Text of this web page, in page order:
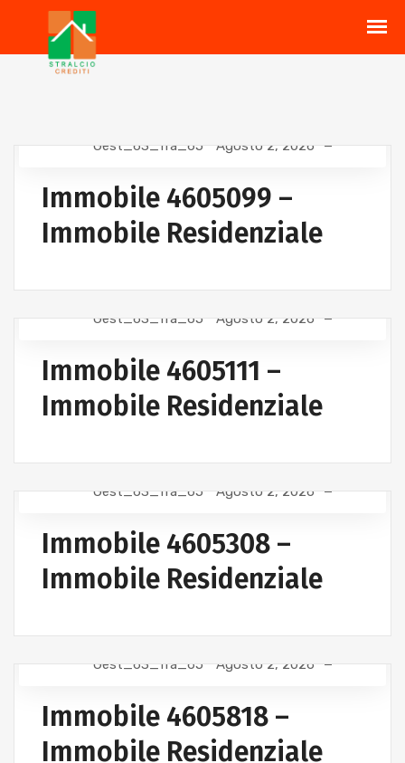
Gest_63_fra_65 Agosto 2, 2026
Immobile 4605099 –
Immobile Residenziale
Gest_63_fra_65 Agosto 2, 2026
Immobile 4605111 –
Immobile Residenziale
Gest_63_fra_65 Agosto 2, 2026
Immobile 4605308 –
Immobile Residenziale
Gest_63_fra_65 Agosto 2, 2026
Immobile 4605818 –
Immobile Residenziale